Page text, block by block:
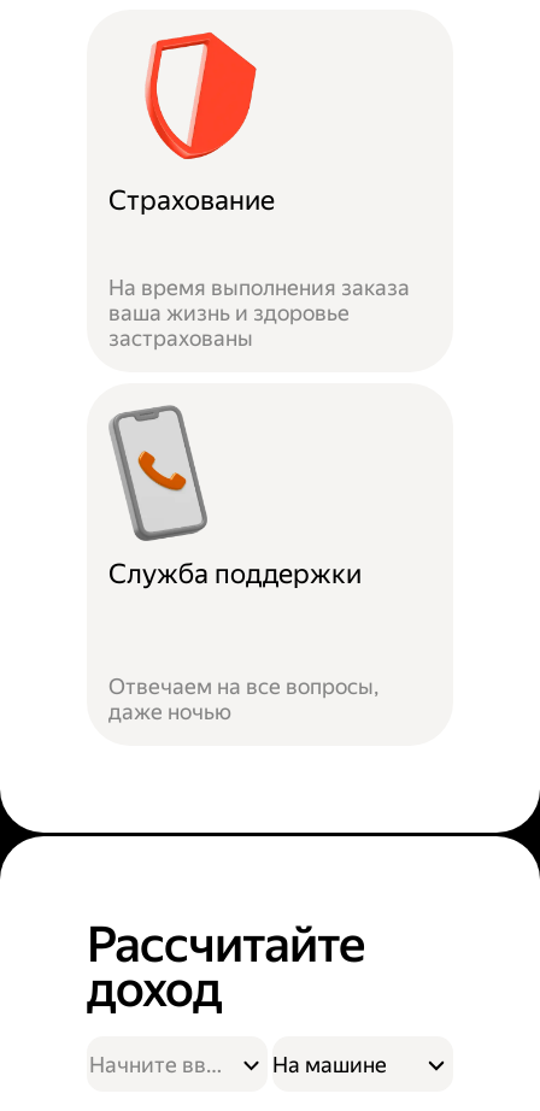
Страхование
На время выполнения заказа
ваша жизнь и здоровье
застрахованы
Служба поддержки
Отвечаем на все вопросы,
даже ночью
Рассчитайте
доход
На машине